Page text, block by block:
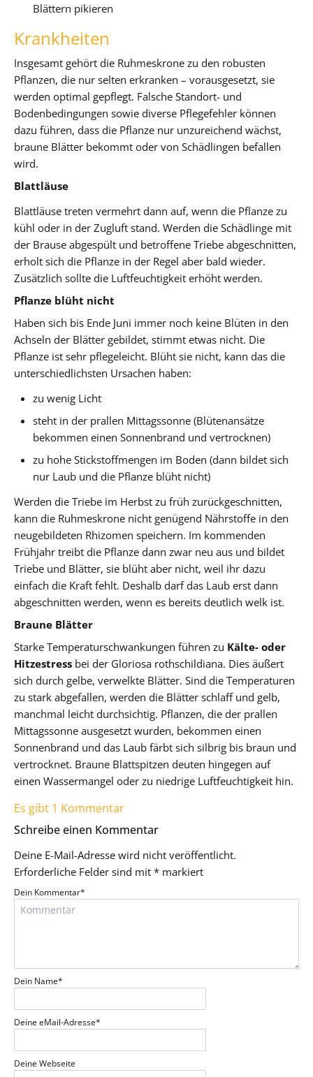
Blättern pikieren
Krankheiten
Insgesamt gehört die Ruhmeskrone zu den robusten
Pflanzen, die nur selten erkranken – vorausgesetzt, sie
werden optimal gepflegt. Falsche Standort- und
Bodenbedingungen sowie diverse Pflegefehler können
dazu führen, dass die Pflanze nur unzureichend wächst,
braune Blätter bekommt oder von Schädlingen befallen
wird.
Blattläuse
Blattläuse treten vermehrt dann auf, wenn die Pflanze zu
kühl oder in der Zugluft stand. Werden die Schädlinge mit
der Brause abgespült und betroffene Triebe abgeschnitten,
erholt sich die Pflanze in der Regel aber bald wieder.
Zusätzlich sollte die Luftfeuchtigkeit erhöht werden.
Pflanze blüht nicht
Haben sich bis Ende Juni immer noch keine Blüten in den
Achseln der Blätter gebildet, stimmt etwas nicht. Die
Pflanze ist sehr pflegeleicht. Blüht sie nicht, kann das die
unterschiedlichsten Ursachen haben:
zu wenig Licht
steht in der prallen Mittagssonne (Blütenansätze
bekommen einen Sonnenbrand und vertrocknen)
zu hohe Stickstoffmengen im Boden (dann bildet sich
nur Laub und die Pflanze blüht nicht)
Werden die Triebe im Herbst zu früh zurückgeschnitten,
kann die Ruhmeskrone nicht genügend Nährstoffe in den
neugebildeten Rhizomen speichern. Im kommenden
Frühjahr treibt die Pflanze dann zwar neu aus und bildet
Triebe und Blätter, sie blüht aber nicht, weil ihr dazu
einfach die Kraft fehlt. Deshalb darf das Laub erst dann
abgeschnitten werden, wenn es bereits deutlich welk ist.
Braune Blätter
Starke Temperaturschwankungen führen zu Kälte- oder
Hitzestress bei der Gloriosa rothschildiana. Dies äußert
sich durch gelbe, verwelkte Blätter. Sind die Temperaturen
zu stark abgefallen, werden die Blätter schlaff und gelb,
manchmal leicht durchsichtig. Pflanzen, die der prallen
Mittagssonne ausgesetzt wurden, bekommen einen
Sonnenbrand und das Laub färbt sich silbrig bis braun und
vertrocknet. Braune Blattspitzen deuten hingegen auf
einen Wassermangel oder zu niedrige Luftfeuchtigkeit hin.
Es gibt 1 Kommentar
Schreibe einen Kommentar
Deine E-Mail-Adresse wird nicht veröffentlicht.
Erforderliche Felder sind mit * markiert
Dein Kommentar*
Dein Name*
Deine eMail-Adresse*
Deine Webseite